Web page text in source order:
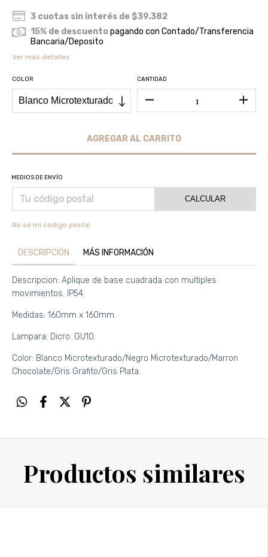
3 cuotas sin interés de $39.382
15% de descuentopagando con Contado/Transferencia
Bancaria/Deposito
Ver más detalles
COLOR CANTIDAD
MEDIOS DE ENVÍO
CALCULAR
No sé mi código postal
DESCRIPCIÓN MÁS INFORMACIÓN
Descripcion: Aplique de base cuadrada con multiples
movimientos. IP54.
Medidas: 160mm x 160mm.
Lampara: Dicro. GU10.
Color: Blanco Microtexturado/Negro Microtexturado/Marron
Chocolate/Gris Grafito/Gris Plata.
Productos similares